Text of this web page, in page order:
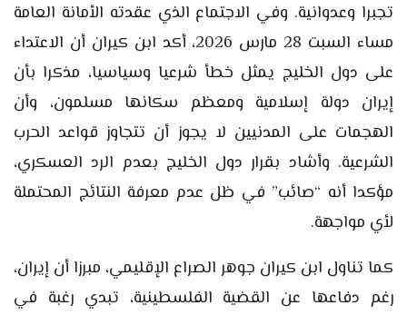
تجبرا وعدوانية. وفي الاجتماع الذي عقدته الأمانة العامة
مساء السبت 28 مارس 2026، أكد ابن كيران أن الاعتداء
على دول الخليج يمثل خطأ شرعيا وسياسيا، مذكرا بأن
إيران دولة إسلامية ومعظم سكانها مسلمون، وأن
الهجمات على المدنيين لا يجوز أن تتجاوز قواعد الحرب
الشرعية. وأشاد بقرار دول الخليج بعدم الرد العسكري،
مؤكدا أنه “صائب” في ظل عدم معرفة النتائج المحتملة
لأي مواجهة.
كما تناول ابن كيران جوهر الصراع الإقليمي، مبرزا أن إيران،
رغم دفاعها عن القضية الفلسطينية، تبدي رغبة في